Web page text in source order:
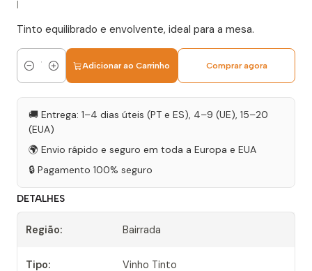
Tinto equilibrado e envolvente, ideal para a mesa.
Quantidade
Adicionar ao Carrinho Comprar agora
🚚 Entrega: 1–4 dias úteis (PT e ES), 4–9 (UE), 15–20
(EUA)
🌍 Envio rápido e seguro em toda a Europa e EUA
🔒 Pagamento 100% seguro
DETALHES
Região: Bairrada
Tipo: Vinho Tinto